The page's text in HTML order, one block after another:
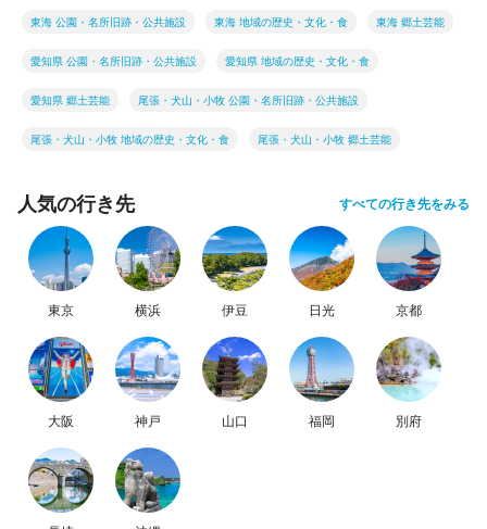
東海 公園・名所旧跡・公共施設 東海 地域の歴史・文化・食 東海 郷土芸能
愛知県 公園・名所旧跡・公共施設 愛知県 地域の歴史・文化・食
愛知県 郷土芸能 尾張・犬山・小牧 公園・名所旧跡・公共施設
尾張・犬山・小牧 地域の歴史・文化・食 尾張・犬山・小牧 郷土芸能
人気の行き先 すべての行き先をみる
東京 横浜 伊豆 日光 京都
大阪 神戸 山口 福岡 別府